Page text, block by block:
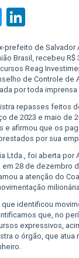
Twitter
prefeito de Salvador
Brasil, recebeu R$
Reag
de Controle de
por toda imprensa
repasses feitos
de 2023 e maio de
e afirmou que os
por sua
Ltda., foi aberta por
28 de dezembro
a atenção do
identificou
que, no
expressivos,
o órgão, que atua